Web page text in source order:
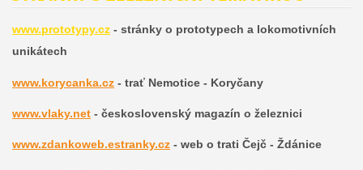
www.prototypy.cz- stránky o prototypech a lokomotivních
unikátech
www.korycanka.cz- trať Nemotice - Koryčany
www.vlaky.net- československý magazín o železnici
www.zdankoweb.estranky.cz- web o trati Čejč - Ždánice